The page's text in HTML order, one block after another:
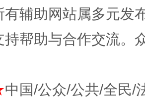
有辅助网站属多元发
持帮助与合作交流。
中国/公众/公共/全民/